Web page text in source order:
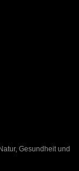
Gesundheit und